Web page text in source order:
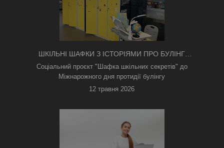
ШКІЛЬНІ ШАФКИ З ІСТОРІЯМИ ПРО БУЛІНГ
З'ЯВИЛИСЯ В КИЄВІ
Соціальний проєкт "Шафка шкільних секретів" до
Міжнарожного дня протидії булінгу
12 травня 2026